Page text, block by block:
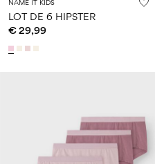
NAME IT KIDS
LOT DE 6 HIPSTER
€ 29,99